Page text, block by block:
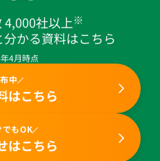
4,000社以上※
かる資料はこちら
4月時点
中
はこちら
でもOK
はこちら